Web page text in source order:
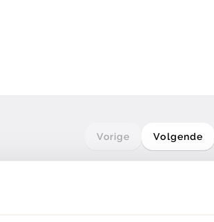
Vorige Volgende